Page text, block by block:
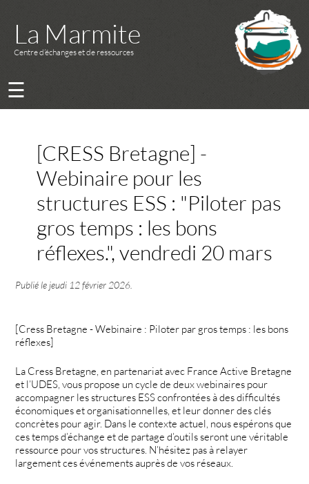
La Marmite
Centre d’échanges et de ressources
☰
[CRESS Bretagne] -
Webinaire pour les
structures ESS : "Piloter pas
gros temps : les bons
réflexes.", vendredi 20 mars
Publié le jeudi 12 février 2026
[Cress Bretagne - Webinaire : Piloter par gros temps : les bons
réflexes]
La Cress Bretagne, en partenariat avec France Active Bretagne
et l’UDES, vous propose un cycle de deux webinaires pour
accompagner les structures ESS confrontées à des difficultés
économiques et organisationnelles, et leur donner des clés
concrètes pour agir. Dans le contexte actuel, nous espérons que
ces temps d’échange et de partage d’outils seront une véritable
ressource pour vos structures. N’hésitez pas à relayer
largement ces événements auprès de vos réseaux.